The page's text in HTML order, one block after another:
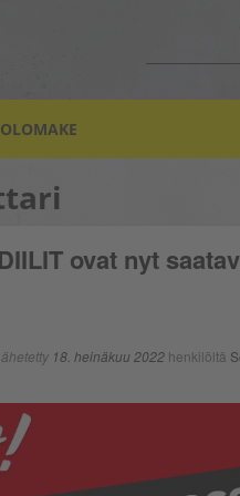
ovat nyt
18. heinäkuu 2022henkilöltä